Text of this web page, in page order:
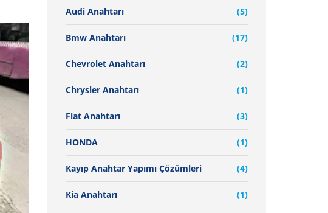
Audi Anahtarı (5)
Bmw Anahtarı (17)
Chevrolet Anahtarı (2)
Chrysler Anahtarı (1)
Fiat Anahtarı (3)
HONDA (1)
Kayıp Anahtar Yapımı Çözümleri (4)
Kia Anahtarı (1)